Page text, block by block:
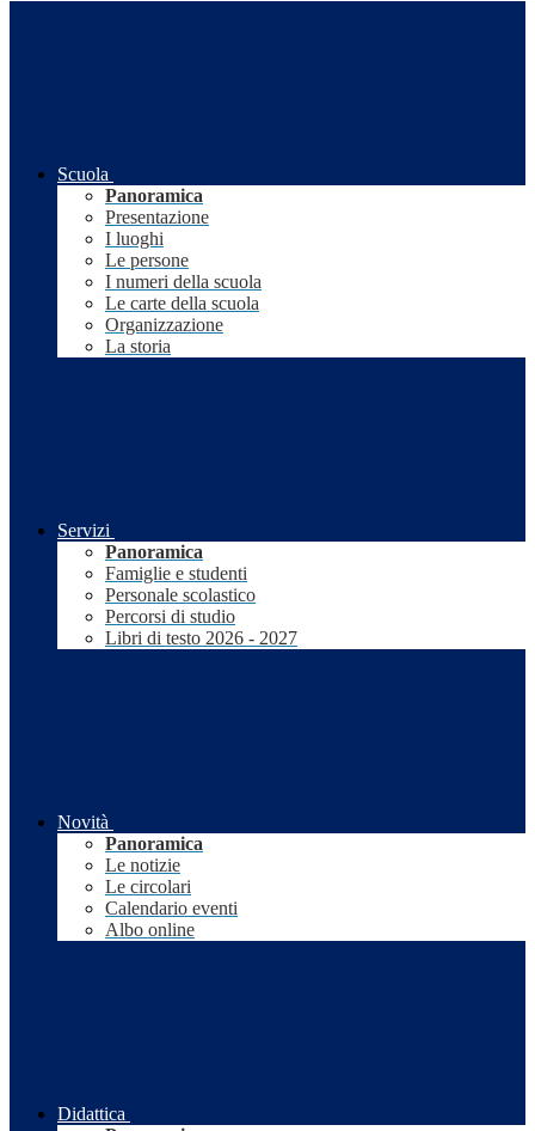
Scuola
Panoramica
Presentazione
I luoghi
Le persone
I numeri della scuola
Le carte della scuola
Organizzazione
La storia
Servizi
Panoramica
Famiglie e studenti
Personale scolastico
Percorsi di studio
Libri di testo 2026 - 2027
Novità
Panoramica
Le notizie
Le circolari
Calendario eventi
Albo online
Didattica